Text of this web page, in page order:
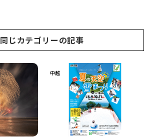
同じカテゴリーの記事
中越